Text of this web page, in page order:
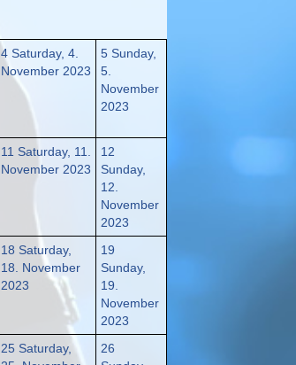
4 Saturday, 4.
November 2023
5 Sunday,
5.
November
2023
11 Saturday, 11.
November 2023
12
Sunday,
12.
November
2023
18 Saturday,
18. November
2023
19
Sunday,
19.
November
2023
25 Saturday,
26